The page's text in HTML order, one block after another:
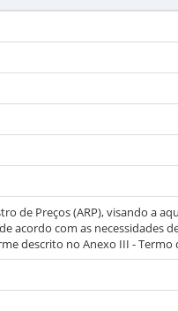
de Preços (ARP), visando a
acordo com as necessidades
descrito no Anexo III - Termo